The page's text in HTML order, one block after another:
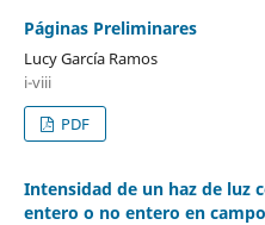
Páginas Preliminares
Lucy García Ramos
i-viii
PDF
Intensidad de un haz de luz
entero o no entero en